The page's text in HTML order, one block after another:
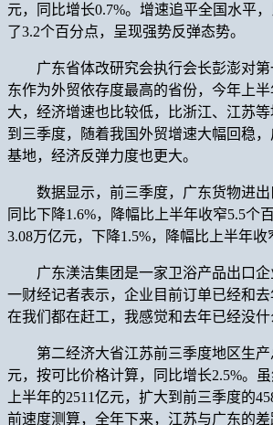
元，同比增长0.7%。增速追平全国水平
了3.2个百分点，呈现强势反弹态势。
广东省体改研究会执行会长彭澎对第
东作为外贸依存度最高的省份，今年上
大，经济增速也比较低，比浙江、江苏
到三季度，随着我国外贸增速大幅回稳
基地，经济反弹力度也更大。
数据显示，前三季度，广东货物进出
同比下降1.6%，降幅比上半年收窄5.5个
3.08万亿元，下降1.5%，降幅比上半年收
广东渼洁集团是一家卫浴产品出口企
一财经记者表示，企业目前订单已经和
在我们都在赶工，我感觉和去年已经没什
第二经济大省江苏前三季度地区生产
元，按可比价格计算，同比增长2.5%。
上半年的2511亿元，扩大到前三季度的
前速度测算，全年下来，江苏与广东的